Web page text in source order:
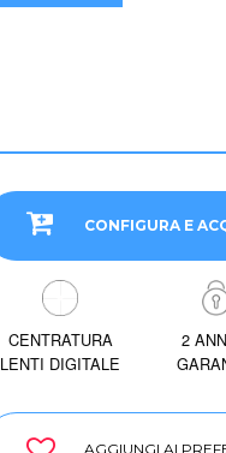
CONFIGURA E
CENTRATURA
LENTI DIGITALE
2
AGGIUNGI AI